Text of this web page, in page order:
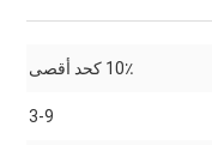
10٪ كحد أقصى
3-9